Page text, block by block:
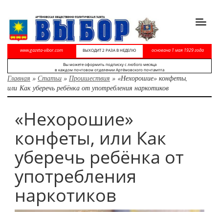
www.gazeta-vibor.com ВЫХОДИТ 2 РАЗА В НЕДЕЛЮ основана 1 мая 1929 года
Вы можете оформить подписку с любого месяца
в каждом почтовом отделении Артёмовского почтампта
Главная » Статьи » Проишествия » «Нехорошие» конфеты,
или Как уберечь ребёнка от употребления наркотиков
«Нехорошие»
конфеты, или Как
уберечь ребёнка от
употребления
наркотиков